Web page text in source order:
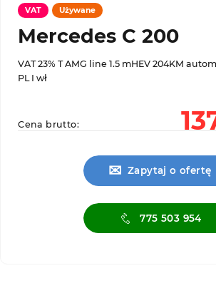
VAT Używane
Mercedes C 200
VAT 23% T AMG line 1.5 mHEV 204KM
PL I wł
Cena brutto:
✉ Zapytaj o ofertę
775 503 954